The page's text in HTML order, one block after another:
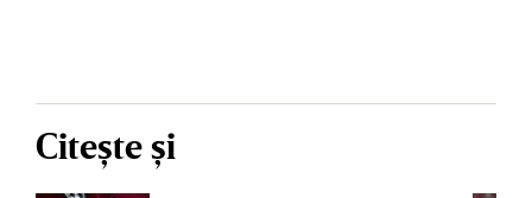
Citește și